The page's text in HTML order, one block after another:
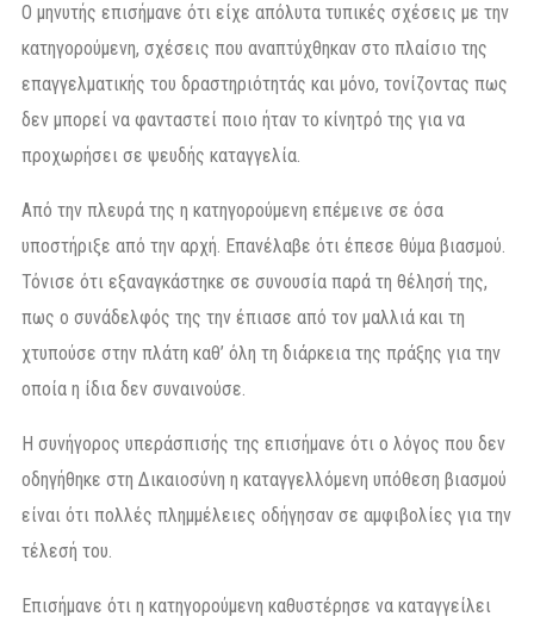
Ο μηνυτής επισήμανε ότι είχε απόλυτα τυπικές σχέσεις με την
κατηγορούμενη, σχέσεις που αναπτύχθηκαν στο πλαίσιο της
επαγγελματικής του δραστηριότητάς και μόνο, τονίζοντας πως
δεν μπορεί να φανταστεί ποιο ήταν το κίνητρό της για να
προχωρήσει σε ψευδής καταγγελία.
Από την πλευρά της η κατηγορούμενη επέμεινε σε όσα
υποστήριξε από την αρχή. Επανέλαβε ότι έπεσε θύμα βιασμού.
Τόνισε ότι εξαναγκάστηκε σε συνουσία παρά τη θέλησή της,
πως ο συνάδελφός της την έπιασε από τον μαλλιά και τη
χτυπούσε στην πλάτη καθ’ όλη τη διάρκεια της πράξης για την
οποία η ίδια δεν συναινούσε.
Η συνήγορος υπεράσπισής της επισήμανε ότι ο λόγος που δεν
οδηγήθηκε στη Δικαιοσύνη η καταγγελλόμενη υπόθεση βιασμού
είναι ότι πολλές πλημμέλειες οδήγησαν σε αμφιβολίες για την
τέλεσή του.
Επισήμανε ότι η κατηγορούμενη καθυστέρησε να καταγγείλει